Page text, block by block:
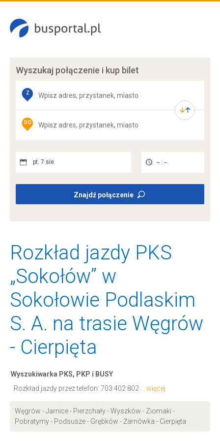
Wyszukaj połączenie i kup bilet
Z
DO
pt. 7 sie. -- : --
Znajdź połączenie
Rozkład jazdy PKS
„Sokołów” w
Sokołowie Podlaskim
S. A. na trasie Węgrów
- Cierpięta
Wyszukiwarka PKS, PKP i BUSY
Rozkład jazdy przez telefon: 703 402 802 ... więcej
Węgrów - Jarnice - Pierzchały - Wyszków - Ziomaki -
Pobratymy - Podsusze - Grębków - Żarnówka - Cierpięta